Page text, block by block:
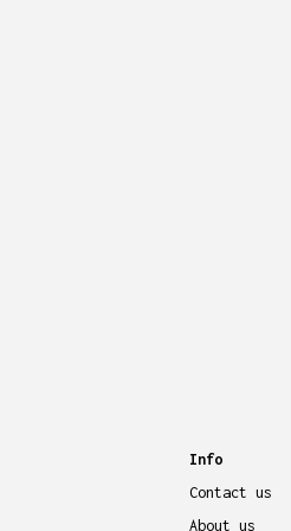
Info
Contact us
About us